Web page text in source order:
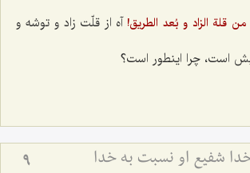
من قلة الزاد و بُعد الطریق!آه از قلّت زاد و توشه و
است، چرا اینطور است؟
شفیع او نسبت به خدا 9